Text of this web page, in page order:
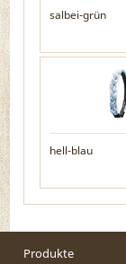
salbei-grün
hell-blau
Produkte